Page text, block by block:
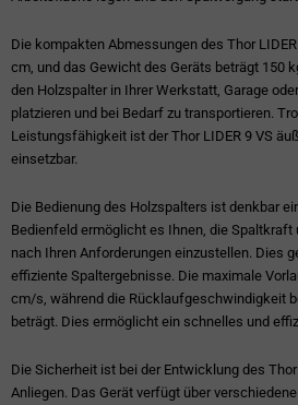
Die kompakten Abmessungen des Thor
cm, und das Gewicht des Geräts beträgt 150
den Holzspalter in Ihrer Werkstatt, Garage
platzieren und bei Bedarf zu transportieren.
Leistungsfähigkeit ist der Thor LIDER 9 VS
einsetzbar.
Die Bedienung des Holzspalters ist denkbar
Bedienfeld ermöglicht es Ihnen, die Spaltkraft
nach Ihren Anforderungen einzustellen. Dies
effiziente Spaltergebnisse. Die maximale
cm/s, während die Rücklaufgeschwindigkeit
beträgt. Dies ermöglicht ein schnelles und
Die Sicherheit ist bei der Entwicklung des
Anliegen. Das Gerät verfügt über